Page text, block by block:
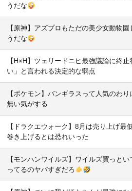
うだな
【原神】アズプロもただの美少女動物
うだな
【H×H】ツェリードニヒ最強議論に終
い」と言われる決定的な弱点
【ポケモン】バンギラスって人気のわ
無い気がする
【ドラクエウォーク】8月は売り上げ最
巻き上げるとは恐れいった
【モンハンワイルズ】ワイルズ買っと
ってるのヤバすぎだろ